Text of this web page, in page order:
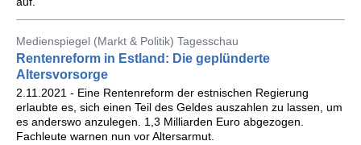
Medienspiegel (Markt & Politik) Tagesschau
Rentenreform in Estland: Die geplünderte
Altersvorsorge
2.11.2021 - Eine Rentenreform der estnischen Regierung
erlaubte es, sich einen Teil des Geldes auszahlen zu lassen, um
es anderswo anzulegen. 1,3 Milliarden Euro abgezogen.
Fachleute warnen nun vor Altersarmut.